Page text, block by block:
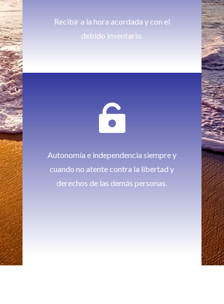
Recibir a la hora acordada y con el
debido inventario.

Autonomía e independencia siempre y
cuando no atente contra la libertad y
derechos de las demás personas.